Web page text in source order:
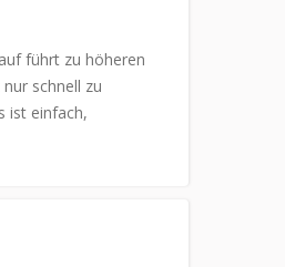
führt zu höheren
schnell zu
ist einfach,